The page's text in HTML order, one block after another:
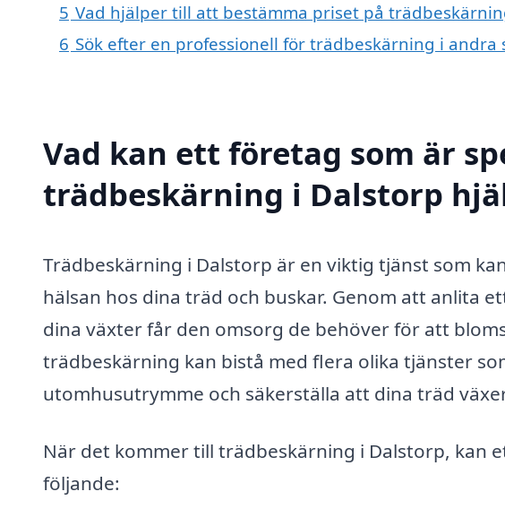
5 Vad hjälper till att bestämma priset på
6 Sök efter en professionell för trädbeskärning i andra
Vad kan ett företag som är
trädbeskärning i Dalstorp
Trädbeskärning i Dalstorp är en viktig tjänst som
hälsan hos dina träd och buskar. Genom att anlita
dina växter får den omsorg de behöver för att
trädbeskärning kan bistå med flera olika tjänster
utomhusutrymme och säkerställa att dina träd
När det kommer till trädbeskärning i Dalstorp, kan
följande: